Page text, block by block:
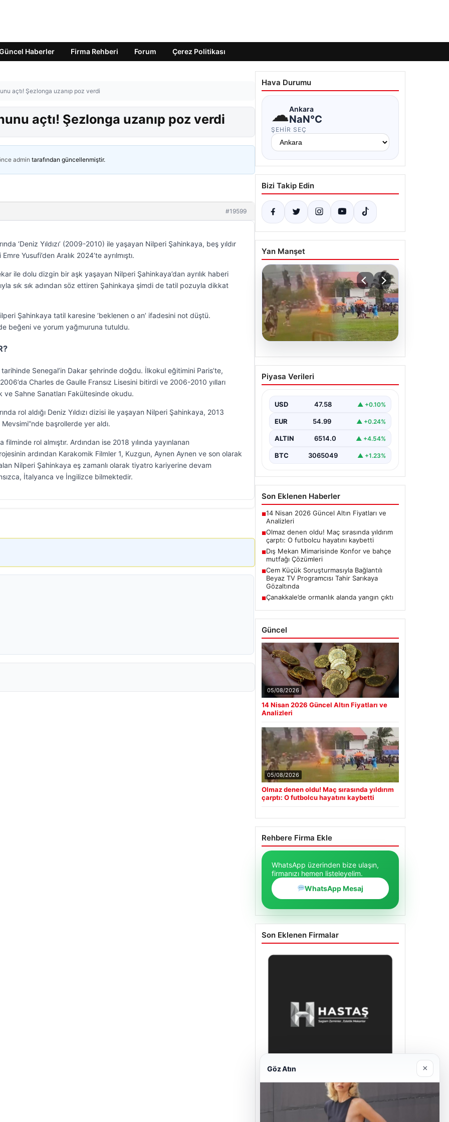
Haberler Firma Rehberi Forum Çerez Politikası
açtı! Şezlonga uzanıp poz verdi
açtı! Şezlonga uzanıp poz verdi
admin tarafından güncellenmiştir.
#19599
‘Deniz Yıldızı’ (2009-2010) ile yaşayan Nilperi Şahinkaya, beş yıldır
Yusufi’den Aralık 2024’te ayrılmıştı.
ile dolu dizgin bir aşk yaşayan Nilperi Şahinkaya’dan ayrılık haberi
sık sık adından söz ettiren Şahinkaya şimdi de tatil pozuyla dikkat
Şahinkaya tatil karesine ‘beklenen o an’ ifadesini not düştü.
beğeni ve yorum yağmuruna tutuldu.
Senegal’in Dakar şehrinde doğdu. İlkokul eğitimini Paris’te,
Charles de Gaulle Fransız Lisesini bitirdi ve 2006-2010 yılları
ve Sahne Sanatları Fakültesinde okudu.
rol aldığı Deniz Yıldızı dizisi ile yaşayan Nilperi Şahinkaya, 2013
Mevsimi”nde başrollerde yer aldı.
filminde rol almıştır. Ardından ise 2018 yılında yayınlanan
ardından Karakomik Filmler 1, Kuzgun, Aynen Aynen ve son olarak
Nilperi Şahinkaya eş zamanlı olarak tiyatro kariyerine devam
İtalyanca ve İngilizce bilmektedir.
Hava Durumu
☁Ankara
NaN°C
ŞEHIR SEÇ
Bizi Takip Edin
Yan Manşet
05.08.2026
Olmaz denen oldu! Maç
sırasında yıldırım çarptı: O
Piyasa Verileri
USD 47.58 ▲ +0.10%
EUR 54.99 ▲ +0.24%
ALTIN 6514.0 ▲ +4.54%
BTC 3065049 ▲ +1.23%
Son Eklenen Haberler
■14 Nisan 2026 Güncel Altın Fiyatları ve
Analizleri
■Olmaz denen oldu! Maç sırasında yıldırım
çarptı: O futbolcu hayatını kaybetti
■Dış Mekan Mimarisinde Konfor ve bahçe
mutfağı Çözümleri
■Cem Küçük Soruşturmasıyla Bağlantılı
Beyaz TV Programcısı Tahir Sarıkaya
Gözaltında
■Çanakkale’de ormanlık alanda yangın çıktı
Güncel
05/08/2026
14 Nisan 2026 Güncel Altın Fiyatları ve
Analizleri
05/08/2026
Olmaz denen oldu! Maç sırasında yıldırım
çarptı: O futbolcu hayatını kaybetti
Rehbere Firma Ekle
WhatsApp üzerinden bize ulaşın,
firmanızı hemen listeleyelim.
WhatsApp Mesaj
Son Eklenen Firmalar
26/05/2026
Göz Atın ×